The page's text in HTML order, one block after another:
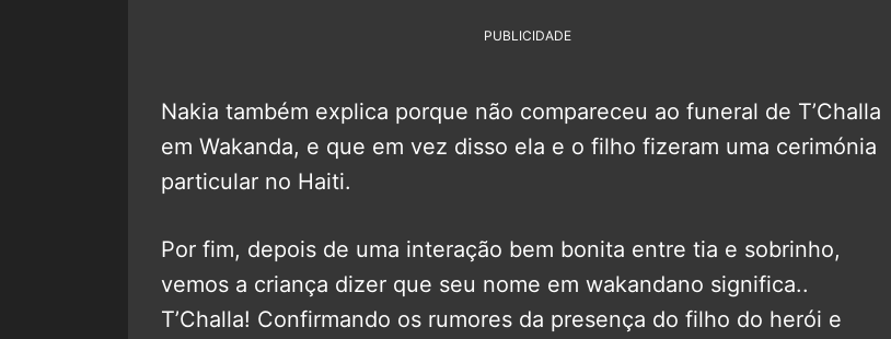
PUBLICIDADE
Nakia também explica porque não compareceu ao funeral de T’Challa
em Wakanda, e que em vez disso ela e o filho fizeram uma cerimónia
particular no Haiti.
Por fim, depois de uma interação bem bonita entre tia e sobrinho,
vemos a criança dizer que seu nome em wakandano significa..
T’Challa! Confirmando os rumores da presença do filho do herói e